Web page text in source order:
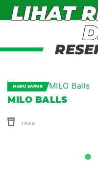
LIHAT
MENU SAHUR
MILO BALLS
1 Porsi